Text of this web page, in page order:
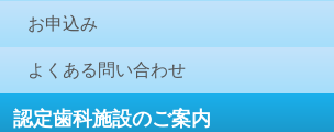
お申込み
よくある問い合わせ
認定歯科施設のご案内